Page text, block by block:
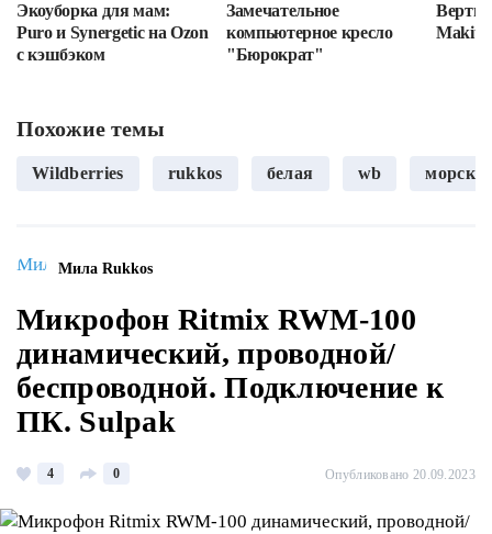
Экоуборка для мам:
Puro и Synergetic на Ozon
с кэшбэком
Замечательное
компьютерное кресло
"Бюрократ"
Makita
Похожие темы
Wildberries rukkos белая wb
Мила Rukkos
Микрофон Ritmix RWM-100
динамический, проводной/
беспроводной. Подключение к
ПК. Sulpak
4 0 Опубликовано 20.09.2023